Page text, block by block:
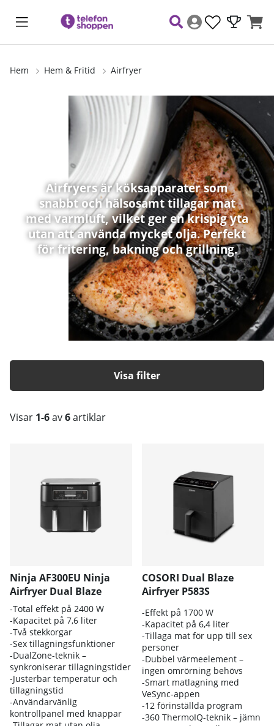
Hem Hem & Fritid Airfryer
Airfryers är köksapparater som
snabbt och hälsosamt tillagar mat
med varmluft, vilket ger en krispig yta
utan att använda mycket olja. Perfekt
för fritering, bakning och grillning.
Filtrera
Visar 1-6av6artiklar
Ninja AF300EU Ninja
Airfryer Dual Blaze
-Total effekt på 2400 W
-Kapacitet på 7,6 liter
-Två stekkorgar
-Sex tillagningsfunktioner
-DualZone-teknik –
synkroniserar tillagningstider
-Justerbar temperatur och
tillagningstid
-Användarvänlig
kontrollpanel med knappar
COSORI Dual Blaze
Airfryer P583S
-Effekt på 1700 W
-Kapacitet på 6,4 liter
-Tillaga mat för upp till sex
personer
-Dubbel värmeelement –
ingen omrörning behövs
-Smart matlagning med
VeSync-appen
-12 förinställda program
-360 ThermoIQ-teknik – jämn